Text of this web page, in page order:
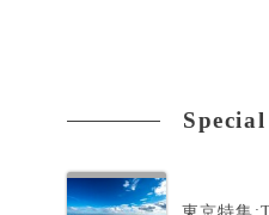
東京特集